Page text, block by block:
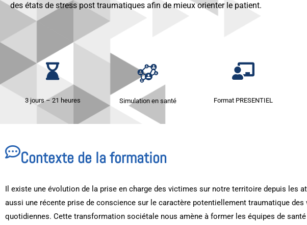
des états de stress post traumatiques afin de mieux orienter le patient.
3 jours – 21 heures Simulation en santé Format PRESENTIEL
Contexte de la formation
Il existe une évolution de la prise en charge des victimes sur notre territoire depuis les
aussi une récente prise de conscience sur le caractère potentiellement traumatique des
quotidiennes. Cette transformation sociétale nous amène à former les équipes de